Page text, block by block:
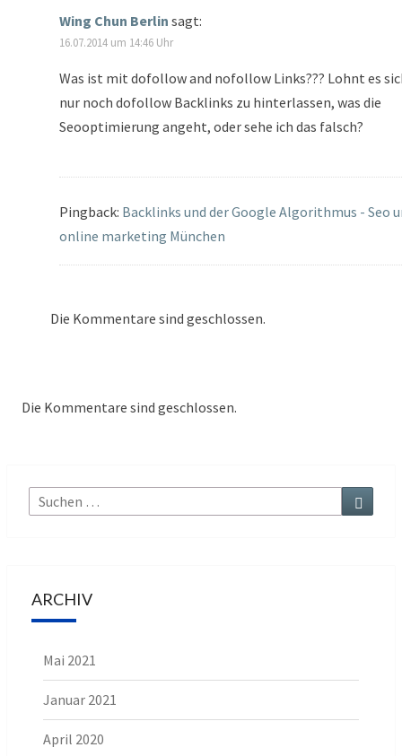
Wing Chun Berlin sagt:
16.07.2014 um 14:46 Uhr
Was ist mit dofollow and nofollow Links??? Lohnt es
nur noch dofollow Backlinks zu hinterlassen, was die
Seooptimierung angeht, oder sehe ich das falsch?
Pingback: Backlinks und der Google Algorithmus - Seo
online marketing München
Die Kommentare sind geschlossen.
Die Kommentare sind geschlossen.
Suchen
ARCHIV
Mai 2021
Januar 2021
April 2020